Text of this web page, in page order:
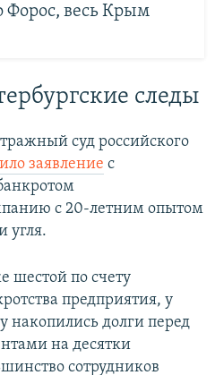
Форос, весь Крым
следы
суд российского
заявление с
с 20-летним опытом
угля.
шестой по счету
предприятия, у
накопились долги перед
на десятки
сотрудников